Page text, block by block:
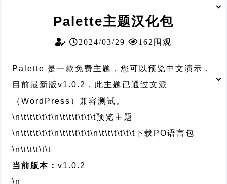
Palette主题汉化包
2024/03/29 162围观
Palette 是一款免费主题，您可以预览中文演示，
目前最新版v1.0.2，此主题已通过文派
（WordPress）兼容测试。
\n\t\t\t\t\t\n\t\t\t\t\t\t预览主题
\n\t\t\t\t\t\n\t\t\t\t\t\n\t\t\t\t\t\t下载PO语言包
\n\t\t\t\t\t
当前版本：v1.0.2
\n